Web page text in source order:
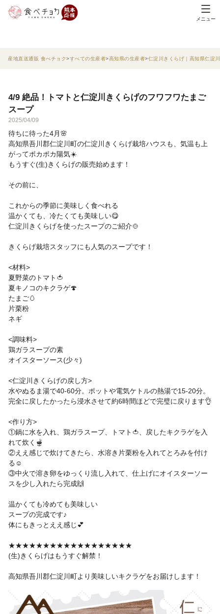
メニュー
産地直送通販 食べチョク すべての生産者 高知県の生産者 仁淀川きくらげ｜高知県仁淀
4/9 絶品！トマトと仁淀川きくらげのフワフワたまご
スープ
2025/04/09
待ちに待った4月🌸
高知県吾川郡仁淀川町の仁淀川きくらげ栽培ハウスも、気温も上
がってポカポカ陽気☀️
もうすぐ(生)きくらげの販売始めます！
その前に、
これからの季節に美味しく食べれる
温かくても、冷たくても美味しい😋
仁淀川きくらげを使ったスープのご紹介🍲
きくらげ栽培スタッフにも人気のスープです！
<材料>
夏野菜のトマト🍅
夏キノコのキクラゲ🍄
たまご🥚
片栗粉
ネギ
<調味料>
鶏ガラスープの素
オイスターソース(少々)
<仁淀川きくらげの戻し方>
水やぬるま湯で40-60分。ポットや電気ケトルの熱湯で15-20分。
完全に戻したかったら浸水させて約6時間ほどで完璧に戻ります👌
<作り方>
①鍋に水を入れ、鶏ガラスープ、トマト🍅、戻したキクラゲを入
れて炊く🫕
②ええ感じで炊けてきたら、水溶き片栗粉を入れてとろみを付け
る☺️
③中火で溶き卵をゆっくり流し入れて、仕上げにオイスターソー
スを少し入れたら完成🙌
温かくても冷めても美味しい
スープの完成です♪
体にもきっとええ感じ💕
★★★★★★★★★★★★★★★★★★
(生)きくらげはもうすぐ解禁！
高知県吾川郡仁淀川町より美味しいキクラゲをお届けします！